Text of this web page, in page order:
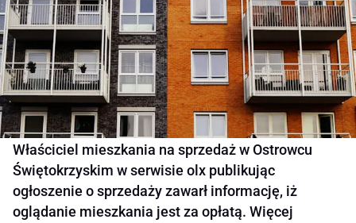
Właściciel mieszkania na sprzedaż w Ostrowcu
Świętokrzyskim w serwisie olx publikując
ogłoszenie o sprzedaży zawarł informację, iż
oglądanie mieszkania jest za opłatą. Więcej